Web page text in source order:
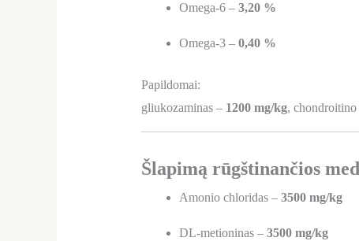
Omega-6 – 3,20 %
Omega-3 – 0,40 %
Papildomai:
gliukozaminas – 1200 mg/kg, chondroitino
Šlapimą rūgštinančios
Amonio chloridas – 3500 mg/kg
DL-metioninas – 3500 mg/kg